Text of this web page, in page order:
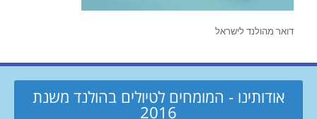
דואר מהולנד לישראל
אודותינו - המומחים לטיולים בהולנד משנת
2016